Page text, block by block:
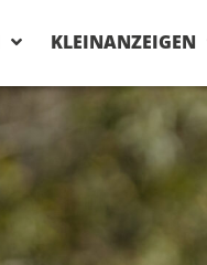
KLEINANZEIGEN